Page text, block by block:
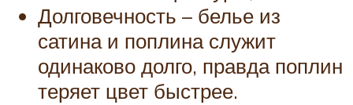
Долговечность – белье из
сатина и поплина служит
одинаково долго, правда поплин
теряет цвет быстрее.